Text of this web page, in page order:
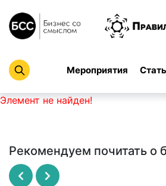
Мероприятия
Элемент не найден!
Рекомендуем почитать о